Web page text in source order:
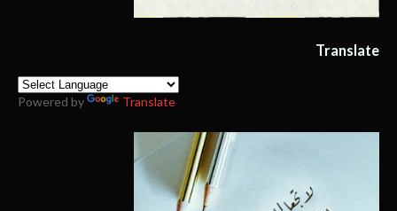
Translate
Powered by Translate